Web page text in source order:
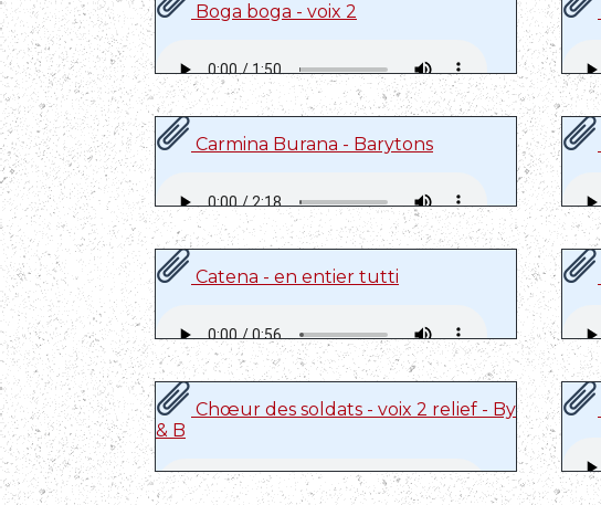
Boga boga - voix 2
Carmina Burana - Barytons
Catena - en entier tutti
Chœur des soldats - voix 2 relief - By
& B